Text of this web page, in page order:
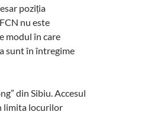
poziția
nu este
modul în care
sunt în întregime
din Sibiu. Accesul
limita locurilor